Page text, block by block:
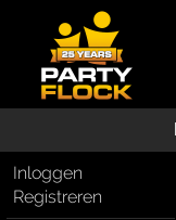
Inloggen
Registreren